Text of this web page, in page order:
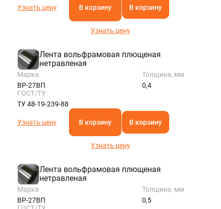
Узнать цену В корзину В корзину
Узнать цену
Лента вольфрамовая плющеная
нетравленая
Марка
ВР-27ВП
Толщина, мм
0,4
ГОСТ/ТУ
ТУ 48-19-239-88
Узнать цену В корзину В корзину
Узнать цену
Лента вольфрамовая плющеная
нетравленая
Марка
ВР-27ВП
Толщина, мм
0,5